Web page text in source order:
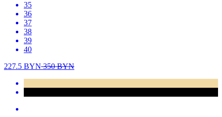
35
36
37
38
39
40
227.5 BYN350BYN